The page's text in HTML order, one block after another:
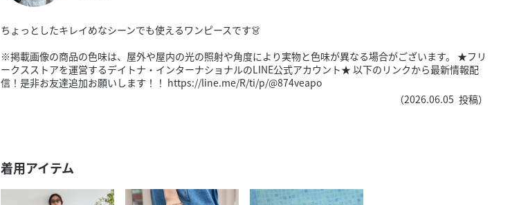
スタッフ募集（長期で働きたい方）
スタッフ募集（スポットで働きたい
方）
ちょっとしたキレイめなシーンでも使えるワンピースです👗
※掲載画像の商品の色味は、屋外や屋内の光の照射や角度により実物と色味が異なる場合がございます。 ★フリ
ークスストアを運営するデイトナ・インターナショナルのLINE公式アカウント★ 以下のリンクから最新情報配
信！是非お友達追加お願いします！！ https://line.me/R/ti/p/@874veapo
（2026.06.05 投稿）
着用アイテム